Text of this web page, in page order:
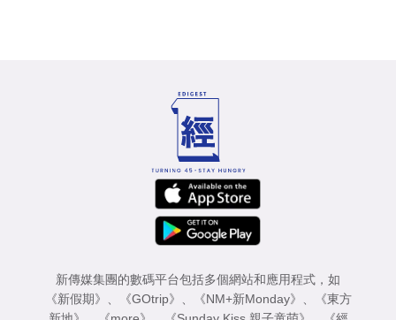
新傳媒集團的數碼平台包括多個網站和應用程式，如
《新假期》
《GOtrip》 《NM+新Monday》
《東方